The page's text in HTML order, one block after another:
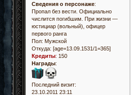
Сведения о персонаже:
Пропал без вести. Официально
числится погибшим. При жизни —
юстициар (вольный), офицер
первого ранга
Пол: Мужской
Откуда: [age=13.09.1531/1=365]
Кредиты: 150
Награды:
Последний визит:
23.10.2011 23:11